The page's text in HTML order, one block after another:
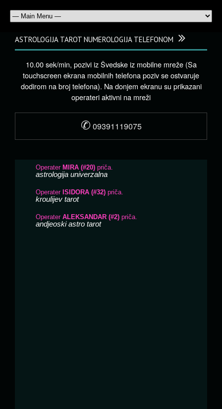
ASTROLOGIJA TAROT NUMEROLOGIJA TELEFONOM
10.00 sek/min, pozivi iz Švedske iz mobilne mreže (Sa
touchscreen ekrana mobilnih telefona poziv se ostvaruje
dodirom na broj telefona). Na donjem ekranu su prikazani
operateri aktivni na mreži
✆ 09391119075